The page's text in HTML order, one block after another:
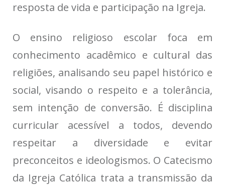
resposta de vida e participação na Igreja.
O ensino religioso escolar foca em
conhecimento acadêmico e cultural das
religiões, analisando seu papel histórico e
social, visando o respeito e a tolerância,
sem intenção de conversão. É disciplina
curricular acessível a todos, devendo
respeitar a diversidade e evitar
preconceitos e ideologismos. O Catecismo
da Igreja Católica trata a transmissão da